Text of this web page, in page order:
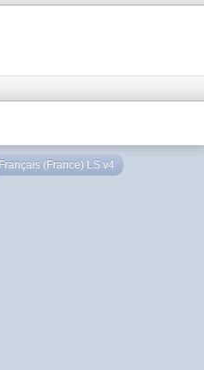
Français (France) LS v4